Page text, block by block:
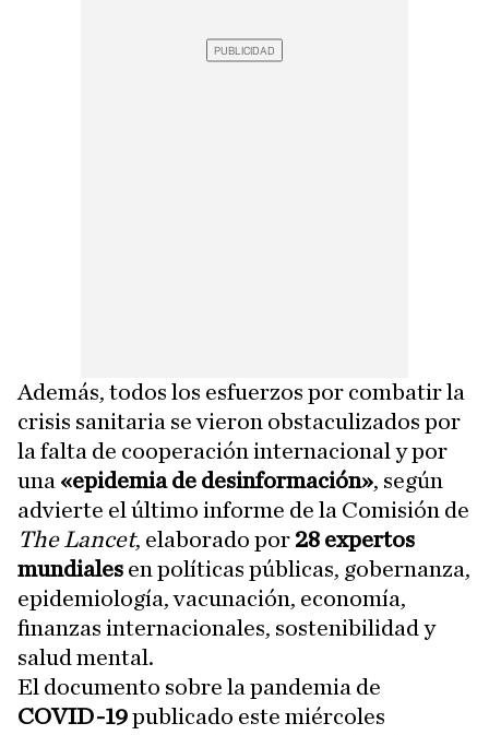
Además, todos los esfuerzos por combatir la
crisis sanitaria se vieron obstaculizados por
la falta de cooperación internacional y por
una «epidemia de desinformación», según
advierte el último informe de la Comisión de
The Lancet, elaborado por 28 expertos
mundiales en políticas públicas, gobernanza,
epidemiología, vacunación, economía,
finanzas internacionales, sostenibilidad y
salud mental.
El documento sobre la pandemia de
COVID-19publicado este miércoles